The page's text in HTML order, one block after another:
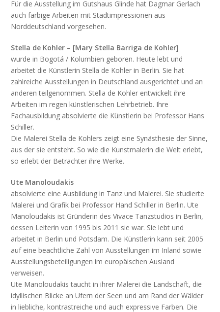
Für die Ausstellung im Gutshaus Glinde hat Dagmar Gerlach
auch farbige Arbeiten mit Stadtimpressionen aus
Norddeutschland vorgesehen.
Stella de Kohler – [Mary Stella Barriga de Kohler]
wurde in Bogotá / Kolumbien geboren. Heute lebt und
arbeitet die Künstlerin Stella de Kohler in Berlin. Sie hat
zahlreiche Ausstellungen in Deutschland ausgerichtet und an
anderen teilgenommen. Stella de Kohler entwickelt ihre
Arbeiten im regen künstlerischen Lehrbetrieb. Ihre
Fachausbildung absolvierte die Künstlerin bei Professor Hans
Schiller.
Die Malerei Stella de Kohlers zeigt eine Synästhesie der Sinne,
aus der sie entsteht. So wie die Kunstmalerin die Welt erlebt,
so erlebt der Betrachter ihre Werke.
Ute Manoloudakis
absolvierte eine Ausbildung in Tanz und Malerei. Sie studierte
Malerei und Grafik bei Professor Hand Schiller in Berlin. Ute
Manoloudakis ist Gründerin des Vivace Tanzstudios in Berlin,
dessen Leiterin von 1995 bis 2011 sie war. Sie lebt und
arbeitet in Berlin und Potsdam. Die Künstlerin kann seit 2005
auf eine beachtliche Zahl von Ausstellungen im Inland sowie
Ausstellungsbeteiligungen im europäischen Ausland
verweisen.
Ute Manoloudakis taucht in ihrer Malerei die Landschaft, die
idyllischen Blicke an Ufern der Seen und am Rand der Wälder
in liebliche, kontrastreiche und auch expressive Farben. Die